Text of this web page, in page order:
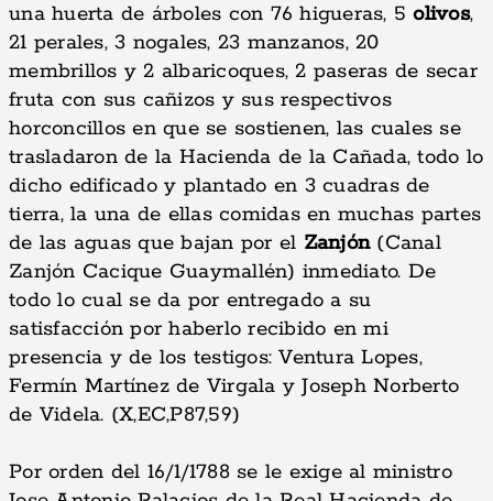
una huerta de árboles con 76 higueras, 5olivos,
21 perales, 3 nogales, 23 manzanos, 20
membrillos y 2 albaricoques, 2 paseras de secar
fruta con sus cañizos y sus respectivos
horconcillos en que se sostienen, las cuales se
trasladaron de la Hacienda de la Cañada, todo lo
dicho edificado y plantado en 3 cuadras de
tierra, la una de ellas comidas en muchas partes
de las aguas que bajan por el Zanjón(Canal
Zanjón Cacique Guaymallén) inmediato. De
todo lo cual se da por entregado a su
satisfacción por haberlo recibido en mi
presencia y de los testigos: Ventura Lopes,
Fermín Martínez de Virgala y Joseph Norberto
de Videla. (X,EC,P87,59)
Por orden del 16/1/1788 se le exige al ministro